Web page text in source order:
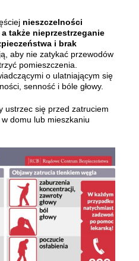
nieszczelności
także nieprzestrzeganie
i brak
aby nie zatykać przewodów
pomieszczenia.
o ulatniającym się
senność i bóle głowy.
ustrzec się przed zatruciem
domu lub mieszkaniu